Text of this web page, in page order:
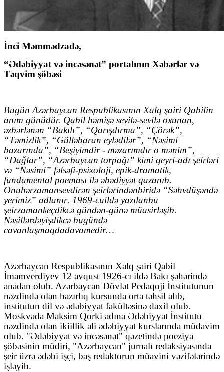
İnci Məmmədzadə,
“Ədəbiyyat və incəsənət” portalının Xəbərlər və
Təqvim şöbəsi
BugünAzərbaycan RespublikasınınXalq şairi Qabilin
anım günüdür. Qabil həmişə sevilə-sevilə oxunan,
əzbərlənən “Bakılı”, “Qarışdırma”, “Çörək”,
“Təmizlik”, “Gülləbaran eylədilər”, “Nəsimi
bazarında”, “Beşiyimdir - məzarımdır o mənim”,
“Dağlar”, “Azərbaycan torpağı” kimi qeyri-adı şeirləri
və “Nəsimi” fəlsəfi-psixoloji, epik-dramatik,
fundamental poeması ilə əbədiyyət qazanıb.
Onuhərzamansevdirən şeirlərindənbiridə “Səhvdüşəndə
yerimiz” adlanır. 1969-cuildə yazılanbu
şeirzamankeçdikcə gündən-günə müasirləşib.
Nəsillərdəyişdikcə bugündə
cavanlaşmaqdadavamedir…
Azərbaycan Respublikasının Xalq şairi Qabil
İmamverdiyev 12 avqust 1926-cı ildə Bakı şəhərində
anadan olub. Azərbaycan Dövlət Pedaqoji İnstitutunun
nəzdində olan hazırlıq kursunda orta təhsil alıb,
institutun dil və ədəbiyyat fakültəsinə daxil olub.
Moskvada Maksim Qorki adına Ədəbiyyat İnstitutu
nəzdində olan ikiillik ali ədəbiyyat kurslarında müdavim
olub. "Ədəbiyyat və incəsənət" qəzetində poeziya
şöbəsinin müdiri, "Azərbaycan" jurnalı redaksiyasında
şeir üzrə ədəbi işçi, baş redaktorun müavini vəzifələrində
işləyib.